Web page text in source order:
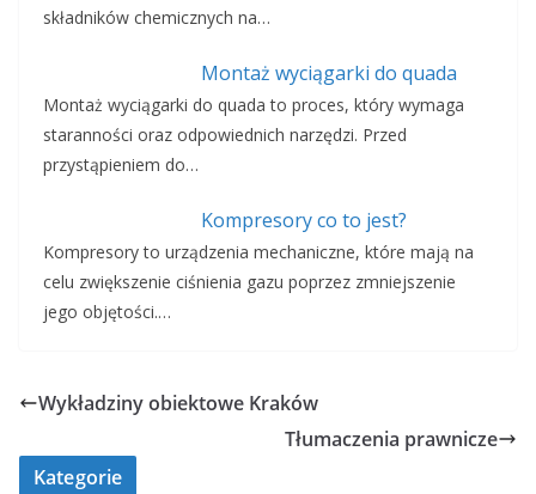
składników chemicznych na…
Montaż wyciągarki do quada
Montaż wyciągarki do quada to proces, który wymaga
staranności oraz odpowiednich narzędzi. Przed
przystąpieniem do…
Kompresory co to jest?
Kompresory to urządzenia mechaniczne, które mają na
celu zwiększenie ciśnienia gazu poprzez zmniejszenie
jego objętości.…
Wykładziny obiektowe Kraków
Tłumaczenia prawnicze
Kategorie